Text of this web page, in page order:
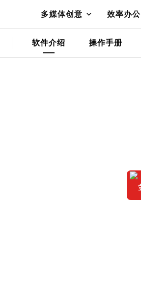
多媒体创意 效率办公
软件介绍 操作手册